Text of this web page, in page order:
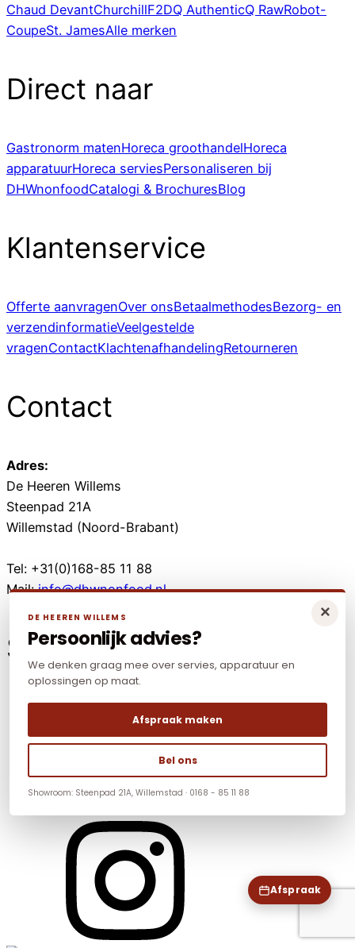
Chaud DevantChurchillF2DQ AuthenticQ RawRobot-
CoupeSt. JamesAlle merken
Direct naar
Gastronorm matenHoreca groothandelHoreca
apparatuurHoreca serviesPersonaliseren bij
DHWnonfoodCatalogi & BrochuresBlog
Klantenservice
Offerte aanvragenOver onsBetaalmethodesBezorg- en
verzendinformatieVeelgestelde
vragenContactKlachtenafhandelingRetourneren
Contact
Adres:
De Heeren Willems
Steenpad 21A
Willemstad (Noord-Brabant)
Tel: +31(0)168-85 11 88
Mail:info@dhwnonfood.nl
Social Media
Afspraak
×
DE HEEREN WILLEMS
Persoonlijk advies?
We denken graag mee over servies, apparatuur en
oplossingen op maat.
Afspraak maken
Bel ons
Showroom: Steenpad 21A, Willemstad · 0168 - 85 11 88